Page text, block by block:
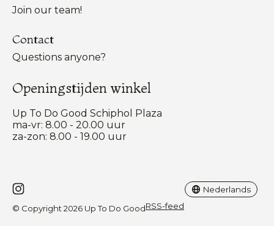
Join our team!
Contact
Questions anyone?
Openingstijden winkel
Up To Do Good Schiphol Plaza
ma-vr: 8.00 - 20.00 uur
za-zon: 8.00 - 19.00 uur
© Copyright 2026 Up To Do GoodRSS-feed
Nederlands